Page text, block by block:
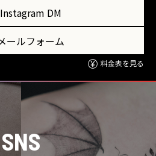
Instagram DM
ールフォーム
料金表を見る
SNS